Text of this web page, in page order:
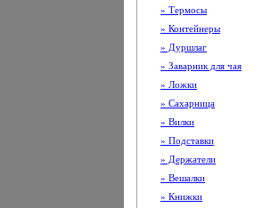
» Термосы
» Контейнеры
» Дуршлаг
» Заварник для чая
» Ложки
» Сахарница
» Вилки
» Подставки
» Держатели
» Вешалки
» Книжки